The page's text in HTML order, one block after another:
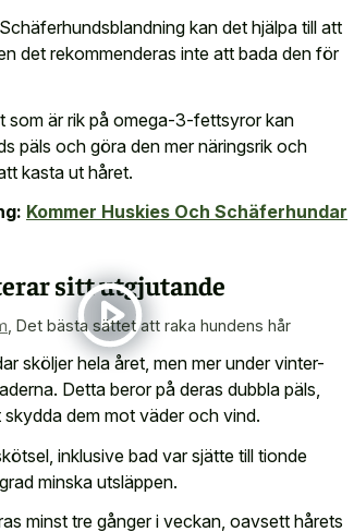
kan det hjälpa till att
det rekommenderas inte att bada den för
som är rik på omega-3-fettsyror kan
päls och göra den mer näringsrik och
kasta ut håret.
Kommer Huskies Och Schäferhundar
sitt utgjutande
Det bästa sättet att raka hundens hår
sköljer hela året, men mer under vinter-
Detta beror på deras dubbla päls,
skydda dem mot väder och vind.
inklusive bad var sjätte till tionde
minska utsläppen.
minst tre gånger i veckan, oavsett hårets